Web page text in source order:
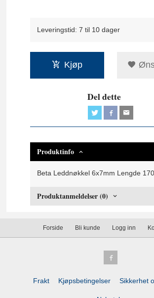
Leveringstid: 7 til 10 dager
Kjøp
Del dette
Produktinfo
Beta Leddnøkkel 6x7mm Lengde
Produktanmeldelser (0)
Forside Bli kunde Logg inn
Frakt Kjøpsbetingelser Sikkerhet